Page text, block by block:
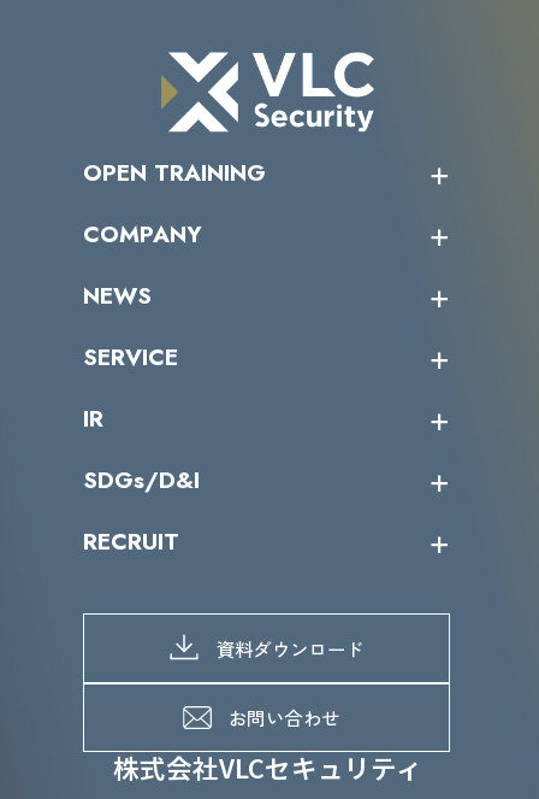
株式会社VLCセキュリティ
OPEN TRAINING
受講者の声
COMPANY
トップメッセージ
ミッション／ビジョン
パートナー企業一覧
NEWS
サイバーニュース
SERVICE
カテゴリー別サービス一覧
IR
IRカレンダー
IRライブラリー
よくあるご質問
SDGs/D&I
当グループのマテリアリティ
SDGs推進体制
D&Iの取り組み
RECRUIT
募集職種一覧
メッセージ
メンバーインタビュー
資料ダウンロード
お問い合わせ